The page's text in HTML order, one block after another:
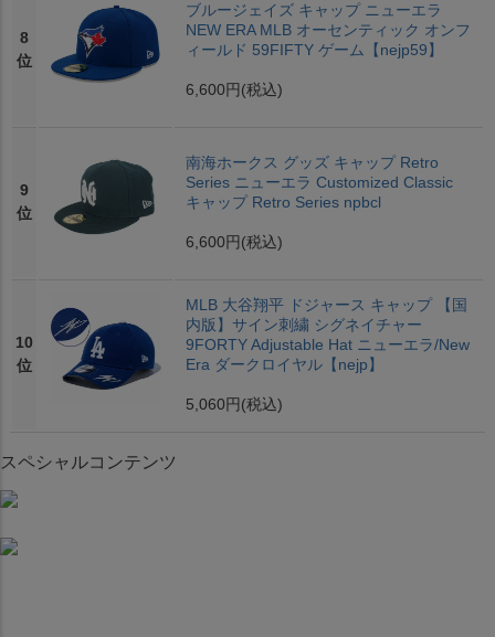
8
位
ブルージェイズ キャップ ニューエラ
NEW ERA MLB オーセンティック オンフ
ィールド 59FIFTY ゲーム【nejp59】
6,600円 (税込)
9
位
南海ホークス グッズ キャップ Retro
Series ニューエラ Customized Classic
キャップ Retro Series npbcl
6,600円 (税込)
10
位
MLB 大谷翔平 ドジャース キャップ 【国
内版】サイン刺繍 シグネイチャー
9FORTY Adjustable Hat ニューエラ/New
Era ダークロイヤル【nejp】
5,060円 (税込)
スペシャルコンテンツ